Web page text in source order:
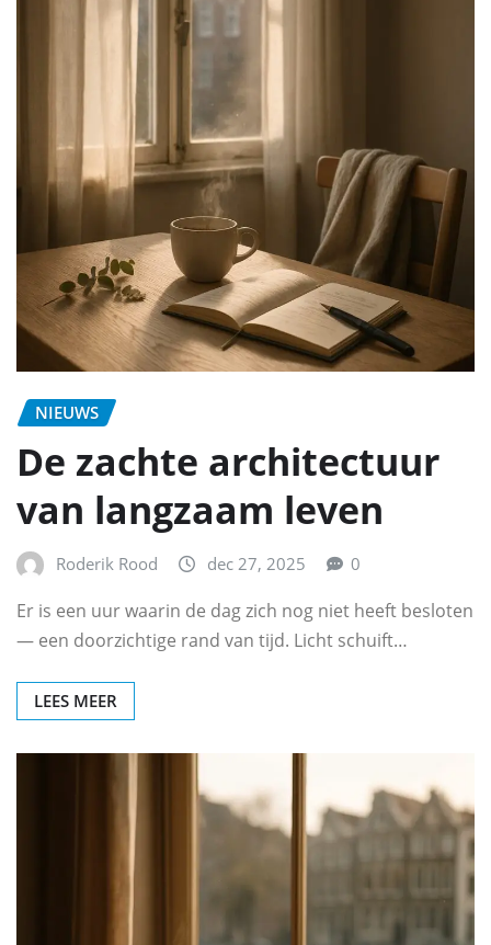
NIEUWS
De zachte architectuur
van langzaam leven
Roderik Rood dec 27, 2025 0
Er is een uur waarin de dag zich nog niet heeft besloten
— een doorzichtige rand van tijd. Licht schuift…
LEES MEER